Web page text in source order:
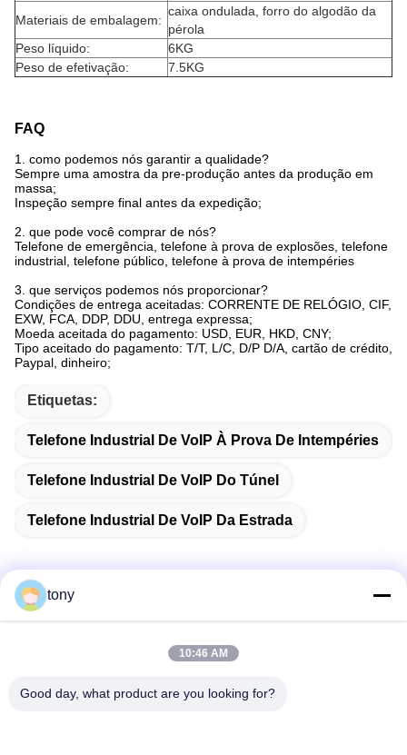
Materiais de embalagem:
caixa ondulada, forro do algodão da
pérola
Peso líquido:
6KG
Peso de efetivação:
7.5KG
FAQ
1. como podemos nós garantir a qualidade?
Sempre uma amostra da pre-produção antes da produção em
massa;
Inspeção sempre final antes da expedição;
2. que pode você comprar de nós?
Telefone de emergência, telefone à prova de explosões, telefone
industrial, telefone público, telefone à prova de intempéries
3. que serviços podemos nós proporcionar?
Condições de entrega aceitadas: CORRENTE DE RELÓGIO, CIF,
EXW, FCA, DDP, DDU, entrega expressa;
Moeda aceitada do pagamento: USD, EUR, HKD, CNY;
Tipo aceitado do pagamento: T/T, L/C, D/P D/A, cartão de crédito,
Paypal, dinheiro;
Etiquetas:
Telefone Industrial De VoIP À Prova De Intempéries
Telefone Industrial De VoIP Do Túnel
Telefone Industrial De VoIP Da Estrada
Centro de Inovação Zhihui, Edifício A, Sala #607, Shenzhen
tony
10:46 AM
Good day, what product are you looking for?